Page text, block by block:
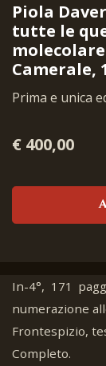
Piola
tutte le
Camerale,
Prima e unica
€ 400,00
In-4°, 171
numerazione
Frontespizio,
Completo.